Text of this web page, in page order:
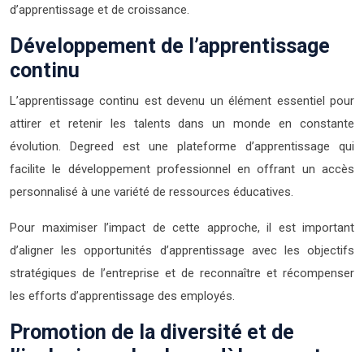
d’apprentissage et de croissance.
Développement de l’apprentissage
continu
L’apprentissage continu est devenu un élément essentiel pour
attirer et retenir les talents dans un monde en constante
évolution. Degreed est une plateforme d’apprentissage qui
facilite le développement professionnel en offrant un accès
personnalisé à une variété de ressources éducatives.
Pour maximiser l’impact de cette approche, il est important
d’aligner les opportunités d’apprentissage avec les objectifs
stratégiques de l’entreprise et de reconnaître et récompenser
les efforts d’apprentissage des employés.
Promotion de la diversité et de